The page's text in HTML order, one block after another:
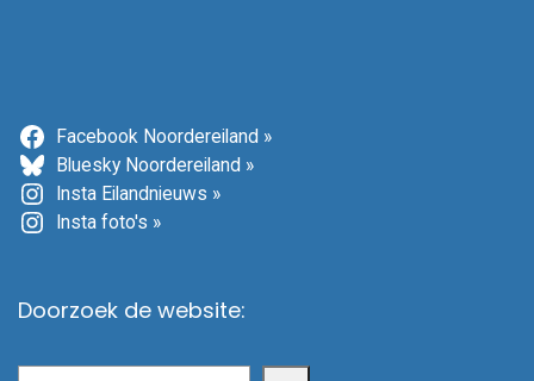
Facebook Noordereiland »
Bluesky Noordereiland »
Insta Eilandnieuws »
Insta foto's »
Doorzoek de website: